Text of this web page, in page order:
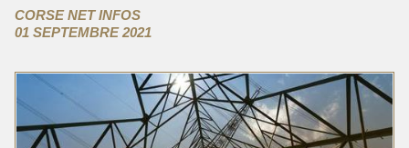
CORSE NET INFOS
01 SEPTEMBRE 2021